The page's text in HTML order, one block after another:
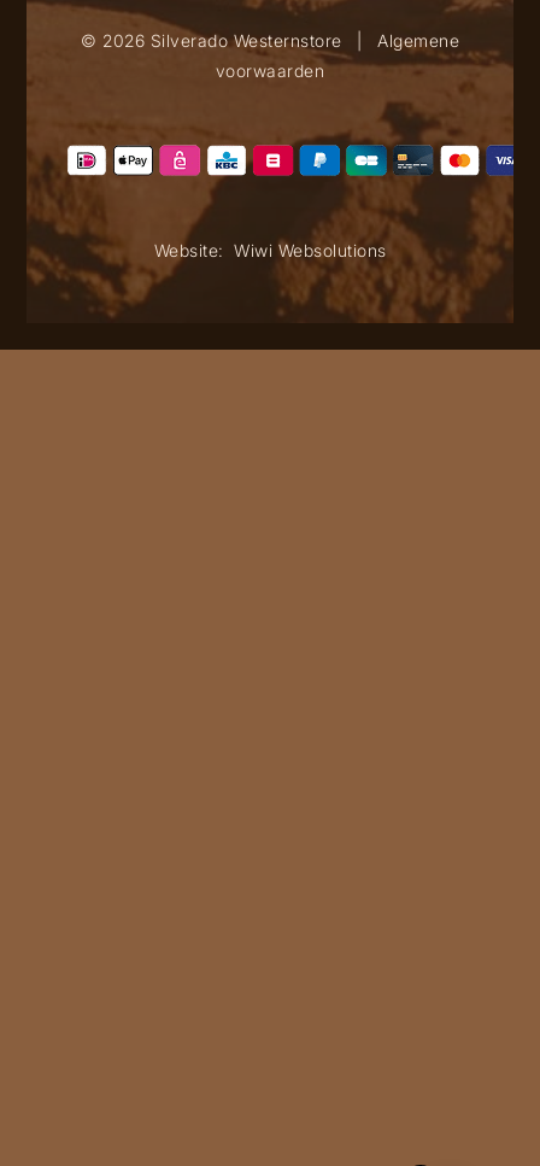
© 2026 Silverado Westernstore
Algemene
voorwaarden
Website: Wiwi Websolutions